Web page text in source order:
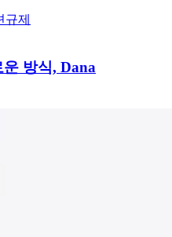
규제
방식, Dana